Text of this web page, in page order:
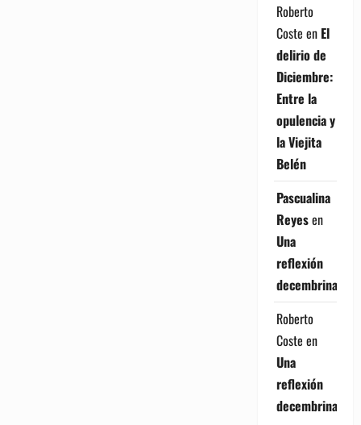
Roberto
Coste en El
delirio de
Diciembre:
Entre la
opulencia y
la Viejita
Belén
Pascualina
Reyesen
Una
reflexión
decembrina
Roberto
Coste en
Una
reflexión
decembrina